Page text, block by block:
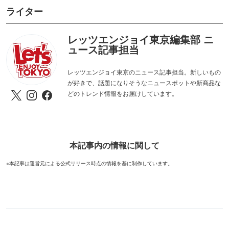
ライター
レッツエンジョイ東京編集部 ニ
ュース記事担当
レッツエンジョイ東京のニュース記事担当。新しいもの
が好きで、話題になりそうなニュースポットや新商品な
どのトレンド情報をお届けしています。
本記事内の情報に関して
※本記事は運営元による公式リリース時点の情報を基に制作しています。